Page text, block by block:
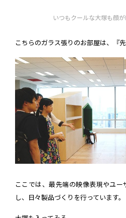
いつもクールな大塚も顔が
こちらのガラス張りのお部屋は、『
ここでは、最先端の映像表現やユ
し、日々製品づくりを行っています。